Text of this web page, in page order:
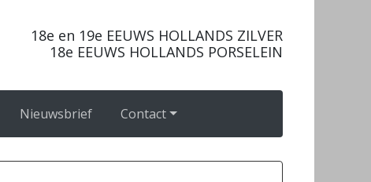
18e en 19e EEUWS HOLLANDS ZILVER
18e EEUWS HOLLANDS PORSELEIN
Nieuwsbrief Contact